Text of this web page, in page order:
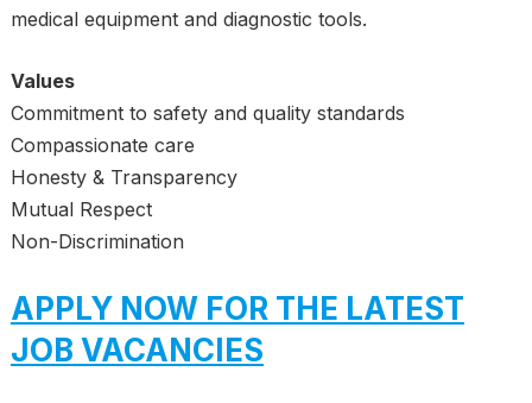
medical equipment and diagnostic tools.
Values
Commitment to safety and quality standards
Compassionate care
Honesty & Transparency
Mutual Respect
Non-Discrimination
APPLY NOW FOR THE LATEST
JOB VACANCIES